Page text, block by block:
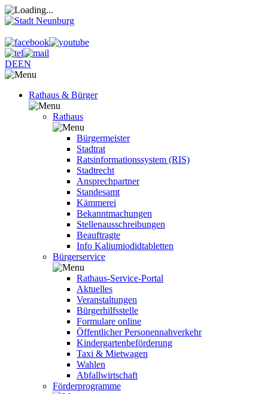
DEEN
Rathaus & Bürger
Rathaus
Bürgermeister
Stadtrat
Ratsinformationssystem (RIS)
Stadtrecht
Ansprechpartner
Standesamt
Kämmerei
Bekanntmachungen
Stellenausschreibungen
Beauftragte
Info Kaliumiodidtabletten
Bürgerservice
Rathaus-Service-Portal
Aktuelles
Veranstaltungen
Bürgerhilfsstelle
Formulare online
Öffentlicher Personennahverkehr
Kindergartenbeförderung
Taxi & Mietwagen
Wahlen
Abfallwirtschaft
Förderprogramme